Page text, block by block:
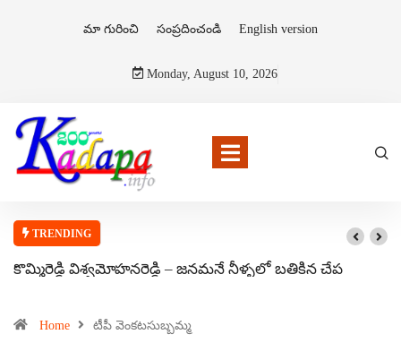
మా గురించి సంప్రదించండి English version
Monday, August 10, 2026
TRENDING
కొమ్మిరెడ్డి విశ్వమోహనరెడ్డి – జనమనే నీళ్ళలో బతికిన చేప
Home టీపీ వెంకటసుబ్బమ్మ